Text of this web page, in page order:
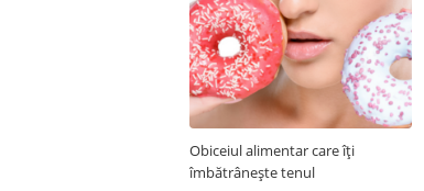
Obiceiul alimentar care îți
îmbătrânește tenul